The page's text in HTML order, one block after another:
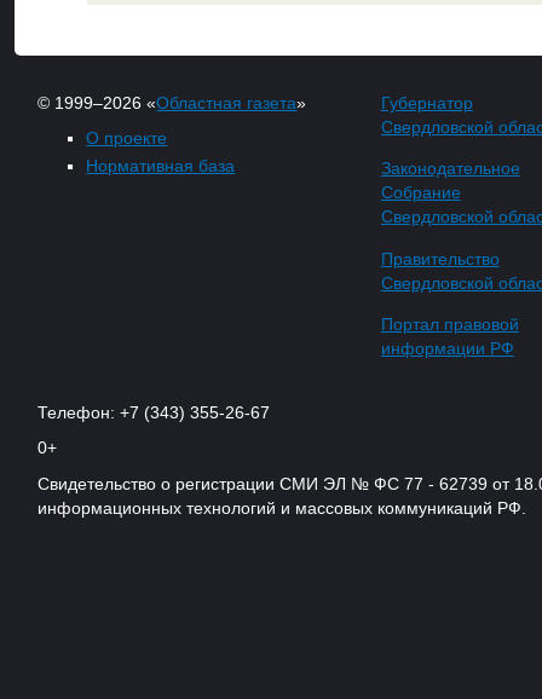
© 1999–2026 «Областная газета»
О проекте
Нормативная база
Губернатор
Свердловской
Законодательное
Собрание
Свердловской
Правительство
Свердловской
Портал правовой
информации РФ
Телефон: +7 (343) 355-26-67
0+
Свидетельство о регистрации СМИ ЭЛ № ФС 77 - 62739 от
информационных технологий и массовых коммуникаций РФ.